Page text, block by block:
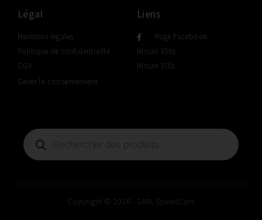
Légal
Mentions légales
Politique de confidentialité
CGV
Gérer le consentement
Liens
Page Facebook
Nissan 350z
Nissan 370z
Copyright © 2026 - SARL SpeedCars